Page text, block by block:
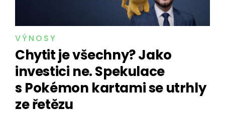
VÝNOSY
Chytit je všechny? Jako
investici ne. Spekulace
s Pokémon kartami se utrhly
ze řetězu